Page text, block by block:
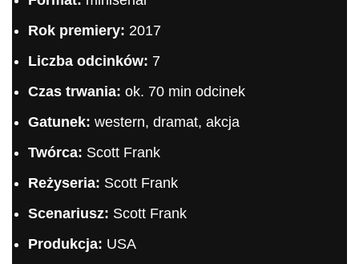
Rok premiery: 2017
Liczba odcinków: 7
Czas trwania: ok. 70 min odcinek
Gatunek: western, dramat, akcja
Twórca: Scott Frank
Reżyseria: Scott Frank
Scenariusz: Scott Frank
Produkcja: USA